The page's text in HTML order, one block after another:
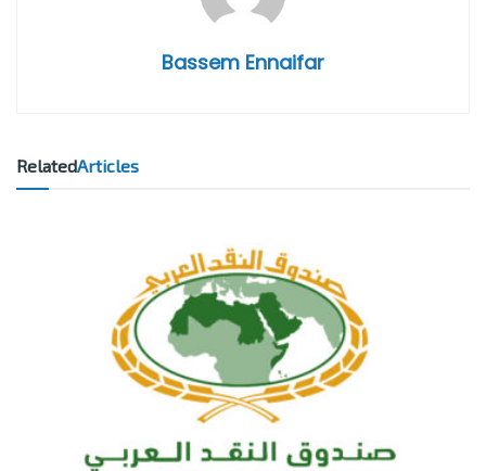
Bassem Ennaifar
RelatedArticles